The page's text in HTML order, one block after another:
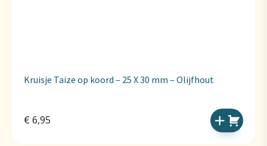
Kruisje Taize op koord – 25 X 30 mm – Olijfhout
€ 6,95